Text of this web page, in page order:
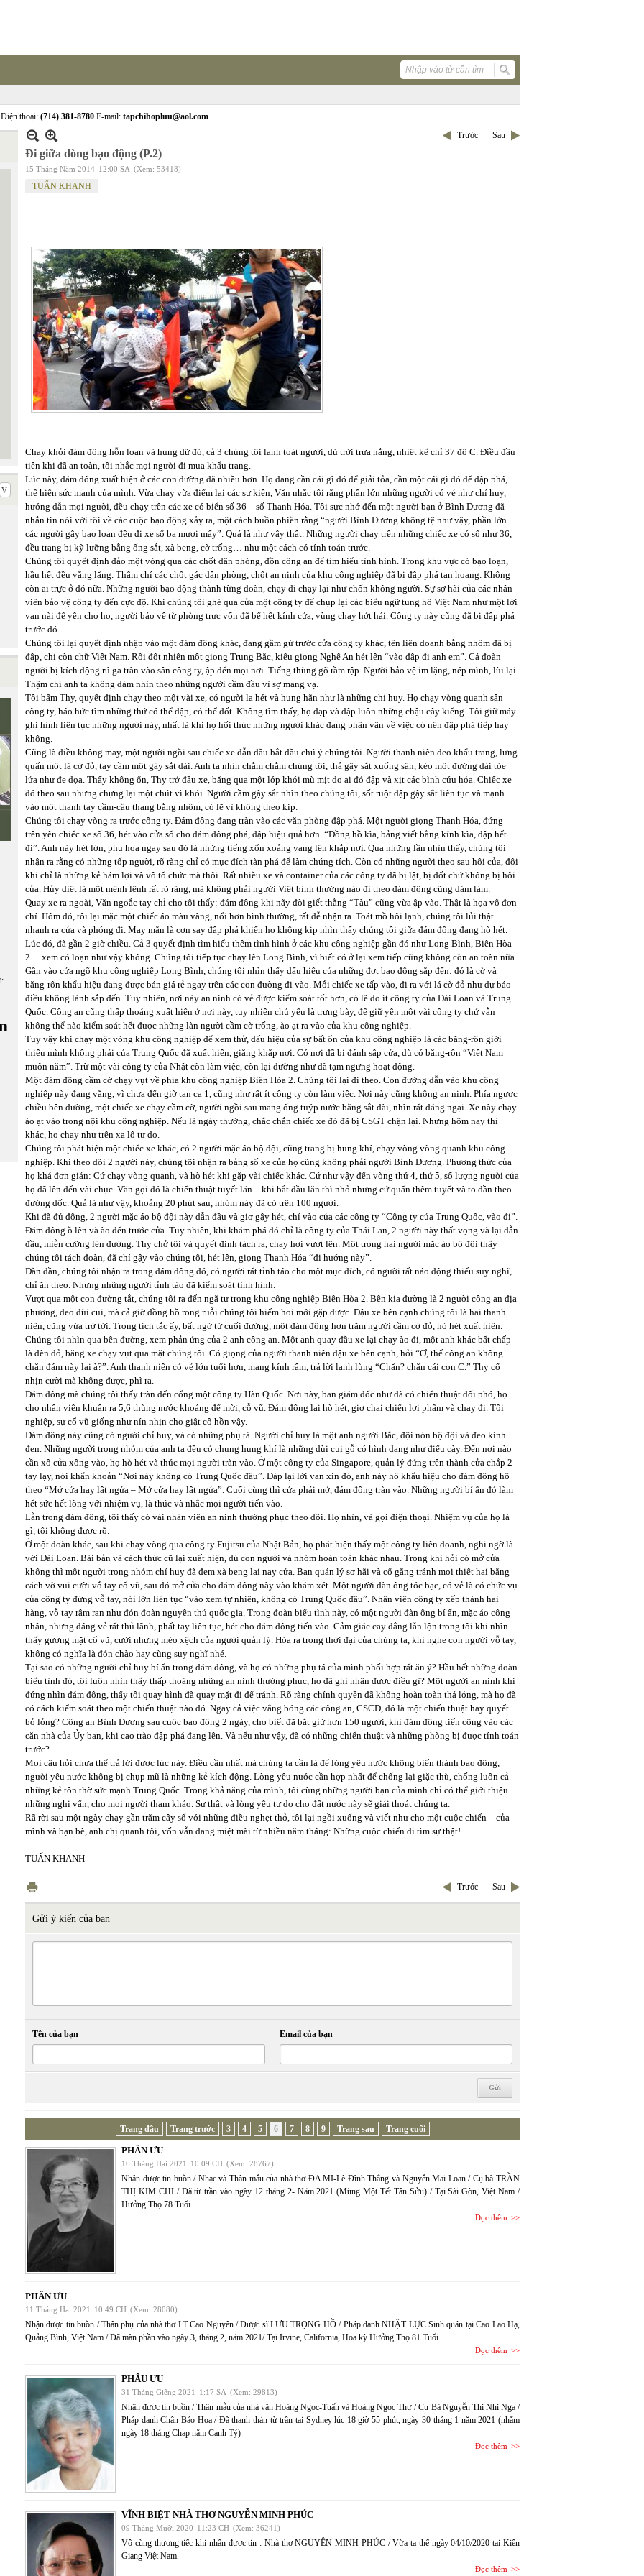
thoại: (714) 381-8780 E-mail: tapchihopluu@aol.com
Trước Sau
Đi giữa dòng bạo động (P.2)
15 Tháng Năm 2014 12:00 SA (Xem: 53418)
TUẤN KHANH
Chạy khỏi đám đông hỗn loạn và hung dữ đó, cả 3 chúng tôi lạnh toát người, dù trời trưa nắng, nhiệt kế chỉ 37 độ C. Điều đầu
tiên khi đã an toàn, tôi nhắc mọi người đi mua khẩu trang.
Lúc này, đám đông xuất hiện ở các con đường đã nhiều hơn. Họ đang cần cái gì đó để giải tỏa, cần một cái gì đó để đập phá,
thể hiện sức mạnh của mình. Vừa chạy vừa điểm lại các sự kiện, Văn nhắc tôi rằng phần lớn những người có vẻ như chỉ huy,
hướng dẫn mọi người, đều chạy trên các xe có biển số 36 – số Thanh Hóa. Tôi sực nhớ đến một người bạn ở Bình Dương đã
nhắn tin nói với tôi về các cuộc bạo động xảy ra, một cách buồn phiền rằng “người Bình Dương không tệ như vậy, phần lớn
các người gây bạo loạn đều đi xe số ba mươi mấy”. Quả là như vậy thật. Những người chạy trên những chiếc xe có số như 36,
đều trang bị kỹ lưỡng bằng ống sắt, xà beng, cờ trống… như một cách có tính toán trước.
Chúng tôi quyết định đảo một vòng qua các chốt dân phòng, đồn công an để tìm hiểu tình hình. Trong khu vực có bạo loạn,
hầu hết đều vắng lặng. Thậm chí các chốt gác dân phòng, chốt an ninh của khu công nghiệp đã bị đập phá tan hoang. Không
còn ai trực ở đó nữa. Những người bạo động thành từng đoàn, chạy đi chạy lại như chốn không người. Sự sợ hãi của các nhân
viên bảo vệ công ty đến cực độ. Khi chúng tôi ghé qua cửa một công ty để chụp lại các biểu ngữ tung hô Việt Nam như một lời
van nài để yên cho họ, người bảo vệ từ phòng trực vốn đã bể hết kính cửa, vùng chạy hớt hải. Công ty này cũng đã bị đập phá
trước đó.
Chúng tôi lại quyết định nhập vào một đám đông khác, đang gầm gừ trước cửa công ty khác, tên liên doanh bằng nhôm đã bị
đập, chỉ còn chữ Việt Nam. Rồi đột nhiên một giọng Trung Bắc, kiểu giọng Nghệ An hét lên “vào đập đi anh em”. Cả đoàn
người bị kích động rú ga tràn vào sân công ty, ập đến mọi nơi. Tiếng thùng gõ rầm rập. Người bảo vệ im lặng, nép mình, lùi lại.
Thậm chí anh ta không dám nhìn theo những người cầm đầu vì sợ mang vạ.
Tôi bấm Thy, quyết định chạy theo một vài xe, có người la hét và hung hãn như là những chỉ huy. Họ chạy vòng quanh sân
công ty, háo hức tìm những thứ có thể đập, có thể đốt. Không tìm thấy, họ đạp và đập luôn những chậu cây kiểng. Tôi giữ máy
ghi hình liên tục những người này, nhất là khi họ hối thúc những người khác đang phân vân về việc có nên đập phá tiếp hay
không.
Cũng là điều không may, một người ngồi sau chiếc xe dẫn đầu bắt đầu chú ý chúng tôi. Người thanh niên đeo khẩu trang, lưng
quấn một lá cờ đỏ, tay cầm một gậy sắt dài. Anh ta nhìn chằm chằm chúng tôi, thả gậy sắt xuống sân, kéo một đường dài tóe
lửa như đe dọa. Thấy không ổn, Thy trở đầu xe, băng qua một lớp khói mù mịt do ai đó đập và xịt các bình cứu hỏa. Chiếc xe
đó theo sau nhưng chựng lại một chút vì khói. Người cầm gậy sắt nhìn theo chúng tôi, sốt ruột đập gậy sắt liên tục và mạnh
vào một thanh tay cầm-cầu thang bằng nhôm, có lẽ vì không theo kịp.
Chúng tôi chạy vòng ra trước công ty. Đám đông đang tràn vào các văn phòng đập phá. Một người giọng Thanh Hóa, đứng
trên yên chiếc xe số 36, hét vào cửa sổ cho đám đông phá, đập hiệu quả hơn. “Đồng hồ kìa, bảng viết bằng kính kìa, đập hết
đi”. Anh này hét lớn, phụ họa ngay sau đó là những tiếng xổn xoảng vang lên khắp nơi. Qua những lần nhìn thấy, chúng tôi
nhận ra rằng có những tốp người, rõ ràng chỉ có mục đích tàn phá để làm chứng tích. Còn có những người theo sau hôi của, đôi
khi chỉ là những kẻ hám lợi và vô tổ chức mà thôi. Rất nhiều xe và container của các công ty đã bị lật, bị đốt chứ không bị hôi
của. Hủy diệt là một mệnh lệnh rất rõ ràng, mà không phải người Việt bình thường nào đi theo đám đông cũng dám làm.
Quay xe ra ngoài, Văn ngoắc tay chỉ cho tôi thấy: đám đông khi nãy đòi giết thằng “Tàu” cũng vừa ập vào. Thật là họa vô đơn
chí. Hôm đó, tôi lại mặc một chiếc áo màu vàng, nổi hơn bình thường, rất dễ nhận ra. Toát mồ hôi lạnh, chúng tôi lủi thật
nhanh ra cửa và phóng đi. May mắn là cơn say đập phá khiến họ không kịp nhìn thấy chúng tôi giữa đám đông đang hò hét.
Lúc đó, đã gần 2 giờ chiều. Cả 3 quyết định tìm hiểu thêm tình hình ở các khu công nghiệp gần đó như Long Bình, Biên Hòa
2… xem có loạn như vậy không. Chúng tôi tiếp tục chạy lên Long Bình, vì biết có ở lại xem tiếp cũng không còn an toàn nữa.
Gần vào cửa ngõ khu công nghiệp Long Bình, chúng tôi nhìn thấy dấu hiệu của những đợt bạo động sắp đến: đó là cờ và
băng-rôn khẩu hiệu đang được bán giá rẻ ngay trên các con đường đi vào. Mỗi chiếc xe tấp vào, đi ra với lá cờ đỏ như dự báo
điều không lành sắp đến. Tuy nhiên, nơi này an ninh có vẻ được kiểm soát tốt hơn, có lẽ do ít công ty của Đài Loan và Trung
Quốc. Công an cũng thấp thoáng xuất hiện ở nơi này, tuy nhiên chủ yếu là trưng bày, để giữ yên một vài công ty chứ vẫn
không thể nào kiểm soát hết được những làn người cầm cờ trống, ào ạt ra vào cửa khu công nghiệp.
Tuy vậy khi chạy một vòng khu công nghiệp để xem thử, dấu hiệu của sự bất ổn của khu công nghiệp là các băng-rôn giới
thiệu mình không phải của Trung Quốc đã xuất hiện, giăng khắp nơi. Có nơi đã bị đánh sập cửa, dù có băng-rôn “Việt Nam
muôn năm”. Trừ một vài công ty của Nhật còn làm việc, còn lại dường như đã tạm ngưng hoạt động.
Một đám đông cầm cờ chạy vụt về phía khu công nghiệp Biên Hòa 2. Chúng tôi lại đi theo. Con đường dẫn vào khu công
nghiệp này đang vắng, vì chưa đến giờ tan ca 1, cũng như rất ít công ty còn làm việc. Nơi này cũng không an ninh. Phía ngược
chiều bên đường, một chiếc xe chạy cầm cờ, người ngồi sau mang ống tuýp nước bằng sắt dài, nhìn rất đáng ngại. Xe này chạy
ào ạt vào trong nội khu công nghiệp. Nếu là ngày thường, chắc chắn chiếc xe đó đã bị CSGT chận lại. Nhưng hôm nay thì
khác, họ chạy như trên xa lộ tự do.
Chúng tôi phát hiện một chiếc xe khác, có 2 người mặc áo bộ đội, cũng trang bị hung khí, chạy vòng vòng quanh khu công
nghiệp. Khi theo dõi 2 người này, chúng tôi nhận ra bảng số xe của họ cũng không phải người Bình Dương. Phương thức của
họ khá đơn giản: Cứ chạy vòng quanh, và hò hét khi gặp vài chiếc khác. Cứ như vậy đến vòng thứ 4, thứ 5, số lượng người của
họ đã lên đến vài chục. Văn gọi đó là chiến thuật tuyết lăn – khi bắt đầu lăn thì nhỏ nhưng cứ quấn thêm tuyết và to dần theo
đường dốc. Quả là như vậy, khoảng 20 phút sau, nhóm này đã có trên 100 người.
Khi đã đủ đông, 2 người mặc áo bộ đội này dẫn đầu và giơ gậy hét, chỉ vào cửa các công ty “Công ty của Trung Quốc, vào đi”.
Đám đông ồ lên và ào đến trước cửa. Tuy nhiên, khi khám phá đó chỉ là công ty của Thái Lan, 2 người này thất vọng và lại dẫn
đầu, miễn cưỡng lên đường. Thy chở tôi và quyết định tách ra, chạy hơi vượt lên. Một trong hai người mặc áo bộ đội thấy
chúng tôi tách đoàn, đã chỉ gậy vào chúng tôi, hét lên, giọng Thanh Hóa “đi hướng này”.
Dần dần, chúng tôi nhận ra trong đám đông đó, có người rất tỉnh táo cho một mục đích, có người rất náo động thiếu suy nghĩ,
chỉ ăn theo. Nhưng những người tỉnh táo đã kiểm soát tình hình.
Vượt qua một con đường tắt, chúng tôi ra đến ngã tư trong khu công nghiệp Biên Hòa 2. Bên kia đường là 2 người công an địa
phương, đeo dùi cui, mà cả giờ đồng hồ rong ruỗi chúng tôi hiếm hoi mới gặp được. Đậu xe bên cạnh chúng tôi là hai thanh
niên, cũng vừa trờ tới. Trong tích tắc ấy, bất ngờ từ cuối đường, một đám đông hơn trăm người cầm cờ đỏ, hò hét xuất hiện.
Chúng tôi nhìn qua bên đường, xem phản ứng của 2 anh công an. Một anh quay đầu xe lại chạy ào đi, một anh khác bất chấp
là đèn đỏ, băng xe chạy vụt qua mặt chúng tôi. Có giọng của người thanh niên đậu xe bên cạnh, hỏi “Ơ, thế công an không
chặn đám này lại à?”. Anh thanh niên có vẻ lớn tuổi hơn, mang kính râm, trả lời lạnh lùng “Chặn? chặn cái con C.” Thy cố
nhịn cười mà không được, phì ra.
Đám đông mà chúng tôi thấy tràn đến cổng một công ty Hàn Quốc. Nơi này, ban giám đốc như đã có chiến thuật đối phó, họ
cho nhân viên khuân ra 5,6 thùng nước khoáng để mời, cỗ vũ. Đám đông lại hò hét, giơ chai chiến lợi phẩm và chạy đi. Tội
nghiệp, sự cổ vũ giống như nín nhịn cho giật cô hồn vậy.
Đám đông này cũng có người chỉ huy, và có những phụ tá. Người chỉ huy là một anh người Bắc, đội nón bộ đội và đeo kính
đen. Những người trong nhóm của anh ta đều có chung hung khí là những dùi cui gỗ có hình dạng như điếu cày. Đến nơi nào
cần xô cửa xông vào, họ hò hét và thúc mọi người tràn vào. Ở một công ty của Singapore, quản lý đứng trên thành cửa chắp 2
tay lạy, nói khẩn khoản “Nơi này không có Trung Quốc đâu”. Đáp lại lời van xin đó, anh này hô khẩu hiệu cho đám đông hô
theo “Mở cửa hay lật ngửa – Mở cửa hay lật ngửa”. Cuối cùng thì cửa phải mở, đám đông tràn vào. Những người bí ẩn đó làm
hết sức hết lòng với nhiệm vụ, là thúc và nhắc mọi người tiến vào.
Lẫn trong đám đông, tôi thấy có vài nhân viên an ninh thường phục theo dõi. Họ nhìn, và gọi điện thoại. Nhiệm vụ của họ là
gì, tôi không được rõ.
Ở một đoàn khác, sau khi chạy vòng qua công ty Fujitsu của Nhật Bản, họ phát hiện thấy một công ty liên doanh, nghi ngờ là
với Đài Loan. Bài bản và cách thức cũ lại xuất hiện, dù con người và nhóm hoàn toàn khác nhau. Trong khi hỏi có mở cửa
không thì một người trong nhóm chỉ huy đã đem xà beng lại nạy cửa. Ban quản lý sợ hãi và cố gắng tránh mọi thiệt hại bằng
cách vờ vui cười vỗ tay cổ vũ, sau đó mở cửa cho đám đông này vào khám xét. Một người đàn ông tóc bạc, có vẻ là có chức vụ
của công ty đứng vỗ tay, nói lớn liên tục “vào xem tự nhiên, không có Trung Quốc đâu”. Nhân viên công ty xếp thành hai
hàng, vỗ tay râm ran như đón đoàn nguyên thủ quốc gia. Trong đoàn biểu tình này, có một người đàn ông bí ẩn, mặc áo công
nhân, nhưng dáng vẻ rất thủ lãnh, phất tay liên tục, hét cho đám đông tiến vào. Cảm giác cay đắng lẫn lộn trong tôi khi nhìn
thấy gương mặt cổ vũ, cười nhưng méo xệch của người quản lý. Hóa ra trong thời đại của chúng ta, khi nghe con người vỗ tay,
không có nghĩa là đón chào hay cùng suy nghĩ nhé.
Tại sao có những người chỉ huy bí ẩn trong đám đông, và họ có những phụ tá của mình phối hợp rất ăn ý? Hầu hết những đoàn
biểu tình đó, tôi luôn nhìn thấy thấp thoáng những an ninh thường phục, họ đã ghi nhận được điều gì? Một người an ninh khi
đứng nhìn đám đông, thấy tôi quay hình đã quay mặt đi để tránh. Rõ ràng chính quyền đã không hoàn toàn thả lỏng, mà họ đã
có cách kiểm soát theo một chiến thuật nào đó. Ngay cả việc vắng bóng các công an, CSCĐ, đó là một chiến thuật hay quyết
bỏ lỏng? Công an Bình Dương sau cuộc bạo động 2 ngày, cho biết đã bắt giữ hơn 150 người, khi đám đông tiến công vào các
căn nhà của Ủy ban, khi cao trào đập phá đang lên. Và nếu như vậy, đã có những chiến thuật và những phòng bị được tính toán
trước?
Mọi câu hỏi chưa thể trả lời được lúc này. Điều cần nhất mà chúng ta cần là để lòng yêu nước không biến thành bạo động,
người yêu nước không bị chụp mũ là những kẻ kích động. Lòng yêu nước cần hợp nhất để chống lại giặc thù, chống luôn cả
những kẻ tôn thờ sức mạnh Trung Quốc. Trong khả năng của mình, tôi cùng những người bạn của mình chỉ có thể giới thiệu
những nghi vấn, cho mọi người tham khảo. Sự thật và lòng yêu tự do cho đất nước này sẽ giải thoát chúng ta.
Rã rời sau một ngày chạy gần trăm cây số với những điều nghẹt thở, tôi lại ngồi xuống và viết như cho một cuộc chiến – của
mình và bạn bè, anh chị quanh tôi, vốn vẫn đang miệt mài từ nhiều năm tháng: Những cuộc chiến đi tìm sự thật!
TUẤN KHANH
Trước Sau
Gửi ý kiến của bạn
Tên của bạn Email của bạn
Trang đầu Trang trước 3 4 5 6 7 8 9 Trang sau Trang cuối
PHÂN ƯU
16 Tháng Hai 2021 10:09 CH (Xem: 28767)
Nhận được tin buồn / Nhạc và Thân mẫu của nhà thơ ĐA MI-Lê Đình Thắng và Nguyễn Mai Loan / Cụ bà TRẦN
THỊ KIM CHI / Đã từ trần vào ngày 12 tháng 2- Năm 2021 (Mùng Một Tết Tân Sửu) / Tại Sài Gòn, Việt Nam /
Hưởng Thọ 78 Tuổi
Đọc thêm
PHÂN ƯU
11 Tháng Hai 2021 10:49 CH (Xem: 28080)
Nhận được tin buồn / Thân phụ của nhà thơ LT Cao Nguyên / Dược sĩ LƯU TRỌNG HỒ / Pháp danh NHẬT LỰC Sinh quán tại Cao Lao Hạ,
Quảng Bình, Việt Nam / Đã mãn phần vào ngày 3, tháng 2, năm 2021/ Tại Irvine, California, Hoa kỳ Hưởng Thọ 81 Tuổi
Đọc thêm
PHÂU ƯU
31 Tháng Giêng 2021 1:17 SA (Xem: 29813)
Nhận được tin buồn / Thân mẫu của nhà văn Hoàng Ngọc-Tuấn và Hoàng Ngọc Thư / Cụ Bà Nguyễn Thị Nhị Nga /
Pháp danh Chân Bảo Hoa / Đã thanh thản từ trần tại Sydney lúc 18 giờ 55 phút, ngày 30 tháng 1 năm 2021 (nhằm
ngày 18 tháng Chạp năm Canh Tý)
Đọc thêm
VĨNH BIỆT NHÀ THƠ NGUYỄN MINH PHÚC
09 Tháng Mười 2020 11:23 CH (Xem: 36241)
Vô cùng thương tiếc khi nhận được tin : Nhà thơ NGUYÊN MINH PHÚC / Vừa tạ thế ngày 04/10/2020 tại Kiên
Giang Việt Nam.
Đọc thêm